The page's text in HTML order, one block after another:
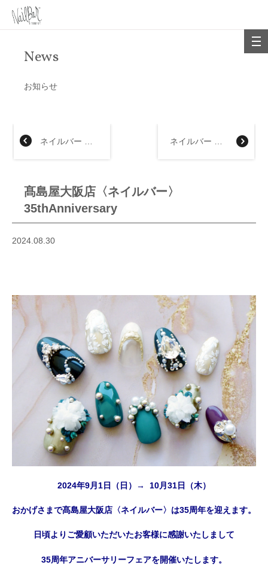
News
お知らせ
髙島屋大阪店〈ネイルバー〉
35thAnniversary
2024.08.30
2024年9月1日（日）→ 10月31日（木）
おかげさまで髙島屋大阪店〈ネイルバー〉は35周年を迎えます。
日頃よりご愛顧いただいたお客様に感謝いたしまして
35周年アニバーサリーフェアを開催いたします。